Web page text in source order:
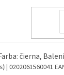
čierna,
| 0202061560041